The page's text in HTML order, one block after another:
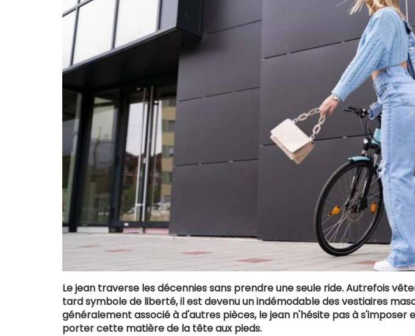
Le jean traverse les décennies sans prendre une seule ride. Autrefois
tard symbole de liberté, il est devenu un indémodable des vestiaires
généralement associé à d'autres pièces, le jean n'hésite pas à
porter cette matière de la tête aux pieds.